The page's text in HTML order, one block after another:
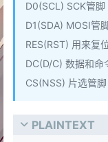
D0(SCL) SCK管脚
D1(SDA) MOSI管
RES(RST) 用来复
DC(D/C) 数据和命
CS(NSS) 片选管脚
PLAINTEXT